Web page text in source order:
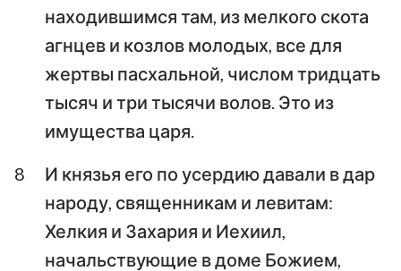
находившимся там, из мелкого скота
агнцев и козлов молодых, все для
жертвы пасхальной, числом тридцать
тысяч и три тысячи волов. Это из
имущества царя.
8
И князья его по усердию давали в дар
народу, священникам и левитам:
Хелкия и Захария и Иехиил,
начальствующие в доме Божием,